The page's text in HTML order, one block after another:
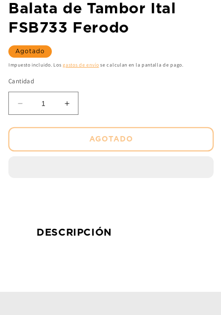
Balata de Tambor Ital
FSB733 Ferodo
Agotado
Impuesto incluido. Losgastos de envío se calculan en la pantalla de pago.
Cantidad
Reducir
cantidad
para
de
Aumentar
cantidad
para
Balata
de
AGOTADO
DESCRIPCIÓN